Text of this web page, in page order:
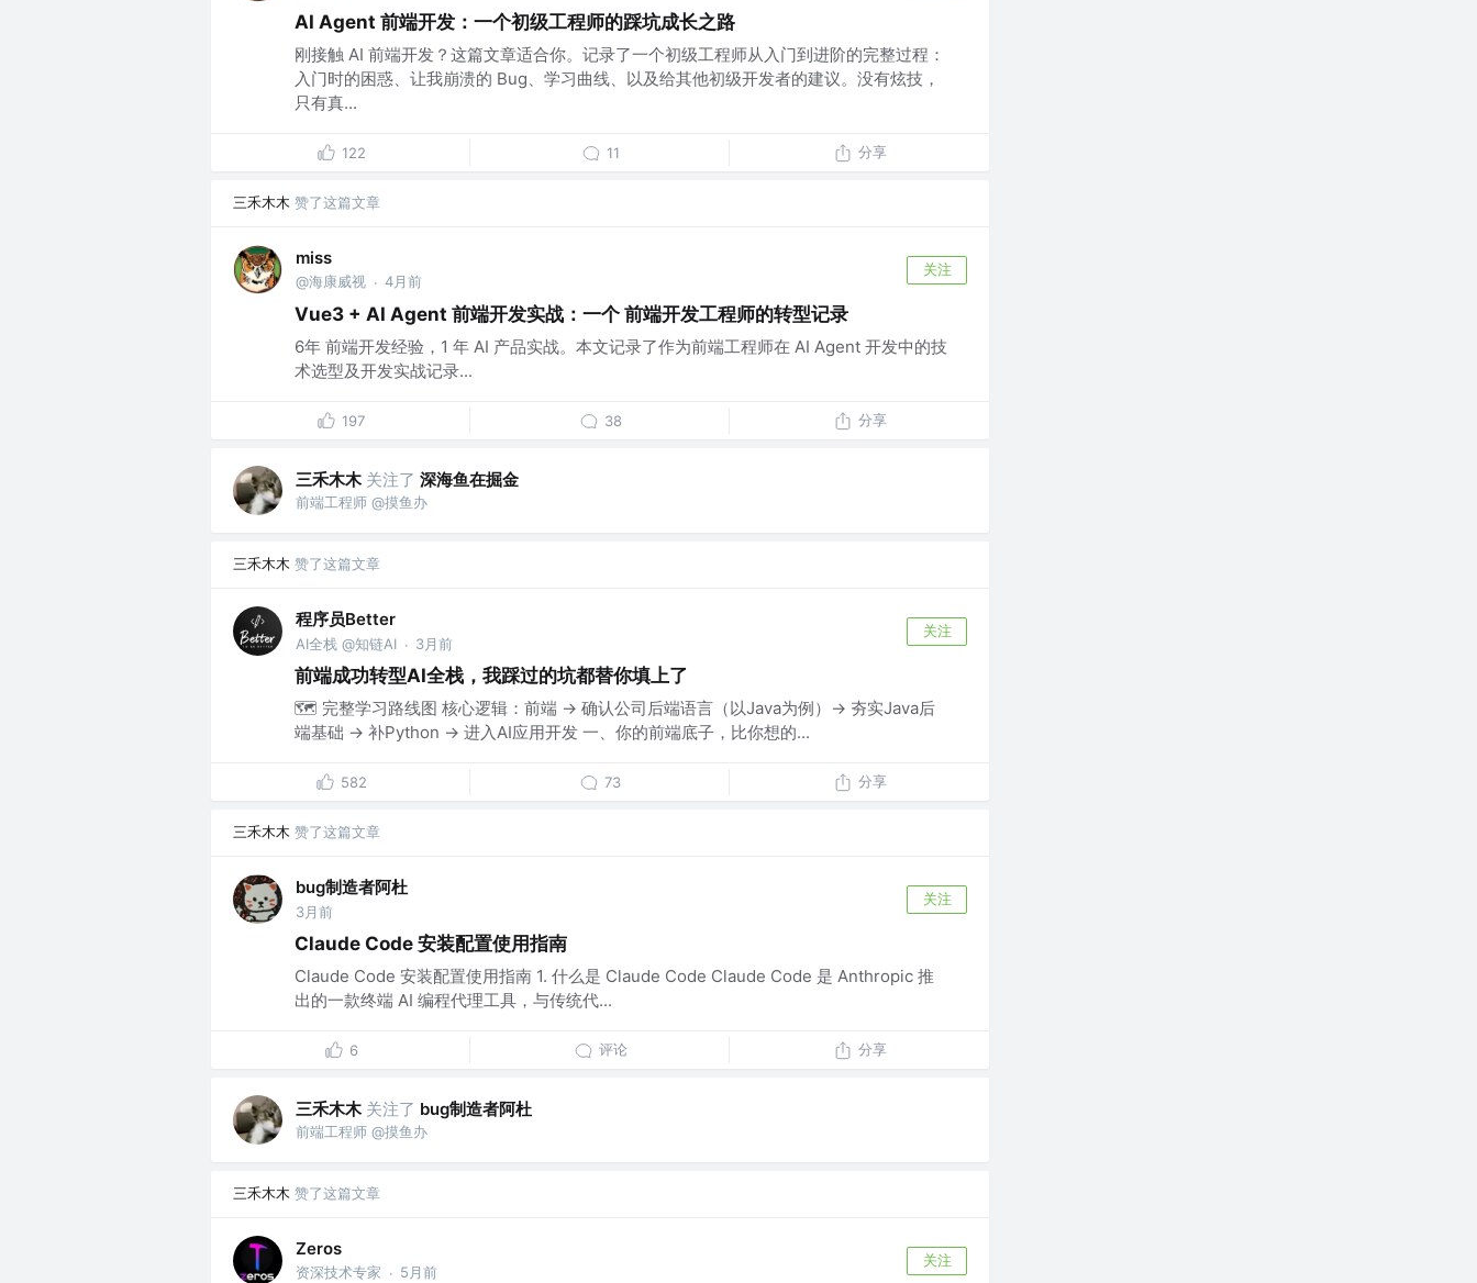
AI Agent 前端开发：一个初级工程师的踩坑成长之路
刚接触 AI 前端开发？这篇文章适合你。记录了一个初级工程师从入门到进阶的完整过程：
入门时的困惑、让我崩溃的 Bug、学习曲线、以及给其他初级开发者的建议。没有炫技，
只有真...
122 11 分享
三禾木木 赞了这篇文章
miss
@海康威视 · 4月前
关注
Vue3 + AI Agent 前端开发实战：一个 前端开发工程师的转型记录
6年 前端开发经验，1 年 AI 产品实战。本文记录了作为前端工程师在 AI Agent 开发中的技
术选型及开发实战记录...
197 38 分享
三禾木木 关注了 深海鱼在掘金
前端工程师 @摸鱼办
三禾木木 赞了这篇文章
程序员Better
AI全栈 @知链AI · 3月前
关注
前端成功转型AI全栈，我踩过的坑都替你填上了
🗺️ 完整学习路线图 核心逻辑：前端 → 确认公司后端语言（以Java为例）→ 夯实Java后
端基础 → 补Python → 进入AI应用开发 一、你的前端底子，比你想的...
582 73 分享
三禾木木 赞了这篇文章
bug制造者阿杜
3月前
关注
Claude Code 安装配置使用指南
Claude Code 安装配置使用指南 1. 什么是 Claude Code Claude Code 是 Anthropic 推
出的一款终端 AI 编程代理工具，与传统代...
6 评论 分享
三禾木木 关注了 bug制造者阿杜
前端工程师 @摸鱼办
三禾木木 赞了这篇文章
Zeros
资深技术专家 · 5月前
关注